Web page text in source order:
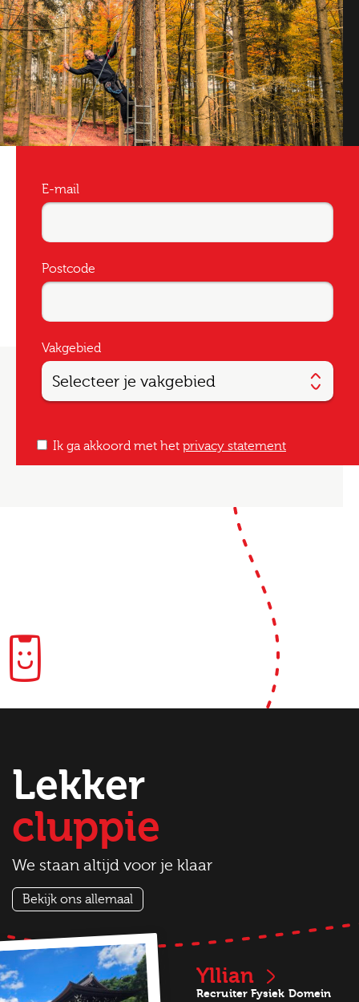
Lekker
cluppie
We staan altijd voor je klaar
Bekijk ons allemaal
Yllian
Recruiter Fysiek Domein
E-mail
Postcode
Vakgebied
Ik ga akkoord met het privacy statement